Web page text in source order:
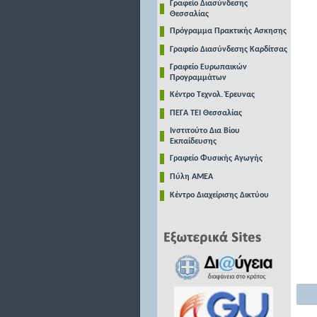
Γραφείο Διασύνδεσης
Θεσσαλίας
Πρόγραμμα Πρακτικής Ασκησης
Γραφείο Διασύνδεσης Καρδίτσας
Γραφείο Ευρωπαικών
Προγραμμάτων
Κέντρο Τεχνολ. Έρευνας
ΠΕΓΑ ΤΕΙ Θεσσαλίας
Ινστιτούτο Δια Βίου
Εκπαίδευσης
Γραφείο Φυσικής Αγωγής
Πύλη ΑΜΕΑ
Κέντρο Διαχείρισης Δικτύου